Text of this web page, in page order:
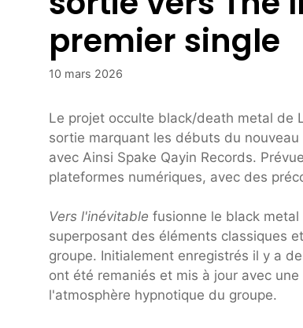
premier single
10 mars 2026
Le projet occulte black/death metal de
sortie marquant les débuts du
avec Ainsi Spake Qayin Records.
plateformes numériques, avec des
Vers l'inévitable fusionne le black
superposant des éléments classiques
groupe. Initialement enregistrés il y a
ont été remaniés et mis à jour avec
l'atmosphère hypnotique du groupe.